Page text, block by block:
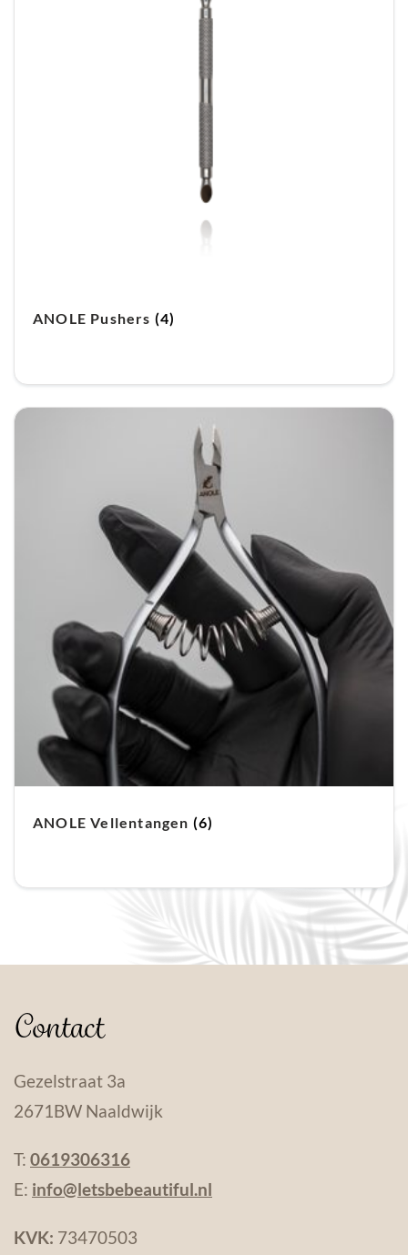
ANOLE Pushers (4)
ANOLE Vellentangen (6)
Contact
Gezelstraat 3a
2671BW Naaldwijk
T: 0619306316
E: info@letsbebeautiful.nl
KVK: 73470503